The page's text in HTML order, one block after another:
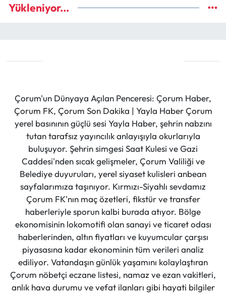
Yükleniyor...
Çorum'un Dünyaya Açılan Penceresi: Çorum Haber,
Çorum FK, Çorum Son Dakika | Yayla Haber Çorum
yerel basınının güçlü sesi Yayla Haber, şehrin nabzını
tutan tarafsız yayıncılık anlayışıyla okurlarıyla
buluşuyor. Şehrin simgesi Saat Kulesi ve Gazi
Caddesi'nden sıcak gelişmeler, Çorum Valiliği ve
Belediye duyuruları, yerel siyaset kulisleri anbean
sayfalarımıza taşınıyor. Kırmızı-Siyahlı sevdamız
Çorum FK'nın maç özetleri, fikstür ve transfer
haberleriyle sporun kalbi burada atıyor. Bölge
ekonomisinin lokomotifi olan sanayi ve ticaret odası
haberlerinden, altın fiyatları ve kuyumcular çarşısı
piyasasına kadar ekonominin tüm verileri analiz
ediliyor. Vatandaşın günlük yaşamını kolaylaştıran
Çorum nöbetçi eczane listesi, namaz ve ezan vakitleri,
anlık hava durumu ve vefat ilanları gibi hayati bilgiler